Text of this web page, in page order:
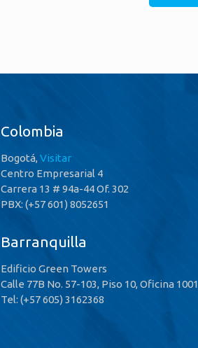
Colombia
Bogotá,Visitar
Centro Empresarial 4
Carrera 13 # 94a-44 Of. 302
PBX: (+57 601) 8052651
Barranquilla
Edificio Green Towers
Calle 77B No. 57-103, Piso 10, Oficina 1001
Tel: (+57 605) 3162368